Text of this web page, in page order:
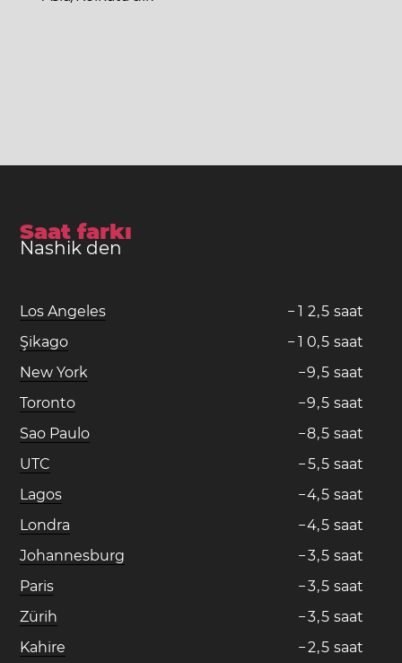
Saat farkı
Nashik den
Los Angeles − 1 2,5 saat
Şikago
− 1 0,5 saat
New York
−9,5 saat
Toronto
−9,5 saat
Sao Paulo
−8,5 saat
UTC
−5,5 saat
Lagos
−4,5 saat
Londra
−4,5 saat
Johannesburg
−3,5 saat
Paris
−3,5 saat
Zürih
−3,5 saat
Kahire
−2,5 saat